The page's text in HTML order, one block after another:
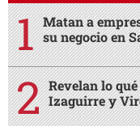
Matan a
su negocio en
Revelan lo
Izaguirre y